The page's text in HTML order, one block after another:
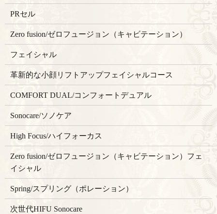
PRセル
Zero fusion/ゼロフュージョン（キャビテーション）
フェイシャル
革新的な小顔リフトアップフェイシャルコース
COMFORT DUAL/コンフォートデュアル
Sonocare/ソノケア
High Focus/ハイフォーカス
Zero fusion/ゼロフュージョン（キャビテーション）フェ
イシャル
Spring/スプリング（ポレーション）
次世代HIFU Sonocare